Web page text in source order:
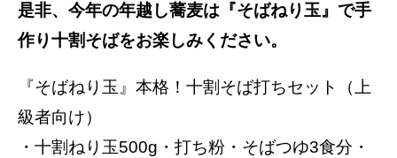
是⾮、今年の年越し蕎⻨は『そばねり⽟』で⼿
作り⼗割そばをお楽しみください。
『そばねり⽟』本格！⼗割そば打ちセット（上
級者向け）
・⼗割ねり⽟500g・打ち粉・そばつゆ3⾷分・